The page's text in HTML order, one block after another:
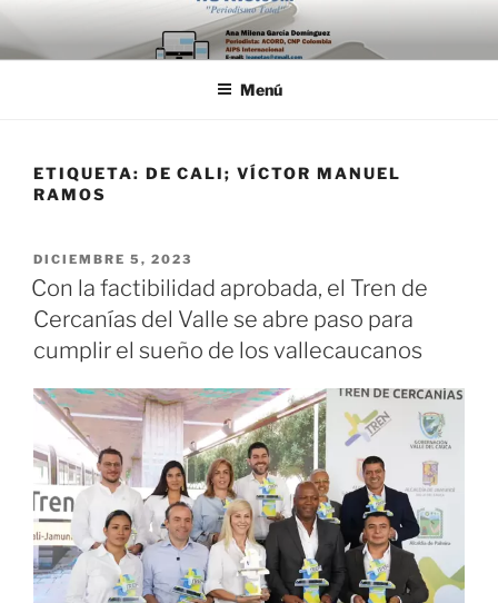
Saltar
al
contenido
Menú
ETIQUETA: DE CALI; VÍCTOR MANUEL
RAMOS
PUBLICADO
EL
DICIEMBRE 5, 2023
Con la factibilidad aprobada, el Tren de
Cercanías del Valle se abre paso para
cumplir el sueño de los vallecaucanos